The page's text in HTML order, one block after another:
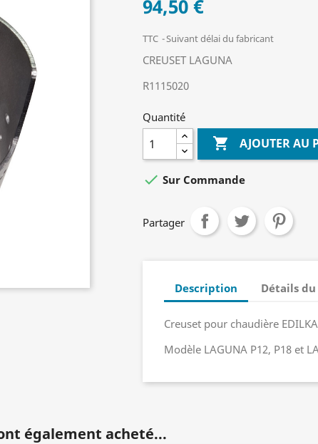
94,50 €
TTC Suivant délai du fabricant
CREUSET LAGUNA
R1115020
Quantité
 AJOUTER AU
 Sur Commande
Partager
Description Détails
Creuset pour chaudière
Modèle LAGUNA P12, P18 et
également acheté...